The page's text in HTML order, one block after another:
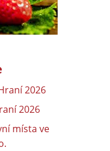
2026
2026
místa ve